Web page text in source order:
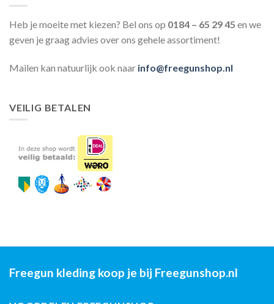
Heb je moeite met kiezen? Bel ons op 0184 – 65 29 45 en we
geven je graag advies over ons gehele assortiment!
Mailen kan natuurlijk ook naar info@freegunshop.nl
VEILIG BETALEN
Freegun kleding koop je bij Freegunshop.nl